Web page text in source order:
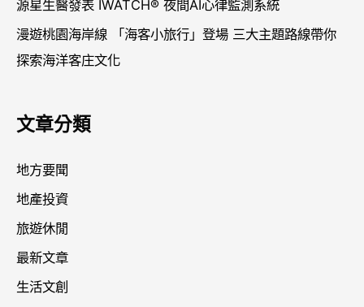
源星生醫發表 IWATCH® 夜間AI心律監測系統
漫遊桃園海岸線 「海客小旅行」登場 三大主題路線帶你
探索海洋客庄文化
文章分類
地方要聞
地產投資
旅遊休閒
最新文章
生活文創